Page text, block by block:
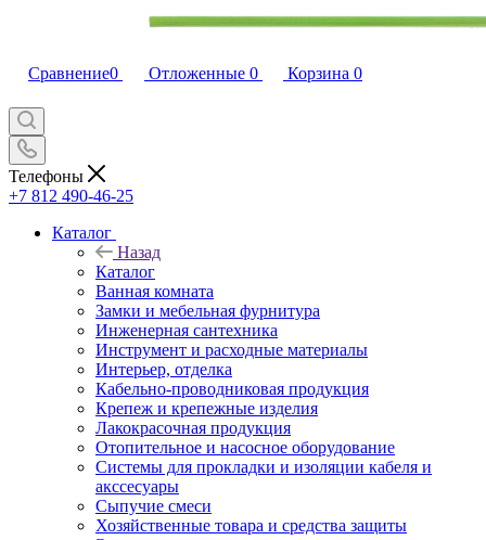
Сравнение0 Отложенные 0 Корзина 0
Телефоны
+7 812 490-46-25
Каталог
Назад
Каталог
Ванная комната
Замки и мебельная фурнитура
Инженерная сантехника
Инструмент и расходные материалы
Интерьер, отделка
Кабельно-проводниковая продукция
Крепеж и крепежные изделия
Лакокрасочная продукция
Отопительное и насосное оборудование
Системы для прокладки и изоляции кабеля и
акссесуары
Сыпучие смеси
Хозяйственные товара и средства защиты